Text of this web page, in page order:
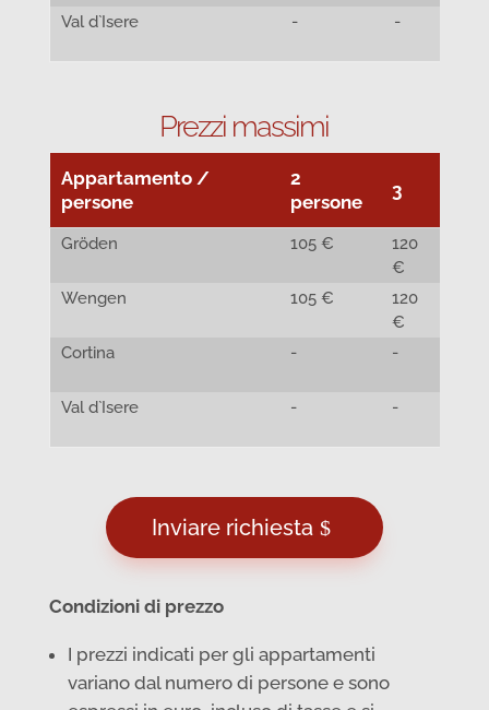
Val d`Isere
- -
Prezzi massimi
Appartamento /
persone
2
persone
3
Gröden 105 €
120
€
Wengen
105 €
120
€
Cortina
- -
Val d`Isere
- -
Inviare richiesta
Condizioni di prezzo
I prezzi indicati per gli appartamenti
variano dal numero di persone e sono